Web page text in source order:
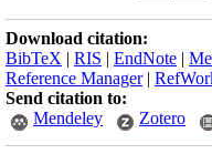
Download citation:
BibTeX | RIS | EndNote |
Reference Manager|
Send citation to:
Mendeley
Zotero